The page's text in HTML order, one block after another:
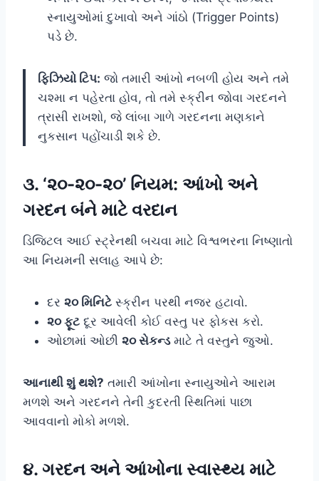
સ્નાયુઓમાં દુખાવો અને ગાંઠો (Trigger Points)
પડે છે.
ફિઝિયો ટિપ: જો તમારી આંખો નબળી હોય અને તમે
ચશ્મા ન પહેરતા હોવ, તો તમે સ્ક્રીન જોવા ગરદનને
ત્રાસી રાખશો, જે લાંબા ગાળે ગરદનના મણકાને
નુકસાન પહોંચાડી શકે છે.
૩. ‘૨૦-૨૦-૨૦’ નિયમ: આંખો અને
ગરદન બંને માટે વરદાન
ડિજિટલ આઈ સ્ટ્રેનથી બચવા માટે વિશ્વભરના નિષ્ણાતો
આ નિયમની સલાહ આપે છે:
દર ૨૦ મિનિટે સ્ક્રીન પરથી નજર હટાવો.
૨૦ ફૂટ દૂર આવેલી કોઈ વસ્તુ પર ફોકસ કરો.
ઓછામાં ઓછી ૨૦ સેકન્ડમાટે તે વસ્તુને જુઓ.
આનાથી શું થશે? તમારી આંખોના સ્નાયુઓને આરામ
મળશે અને ગરદનને તેની કુદરતી સ્થિતિમાં પાછા
આવવાનો મોકો મળશે.
૪. ગરદન અને આંખોના સ્વાસ્થ્ય માટે